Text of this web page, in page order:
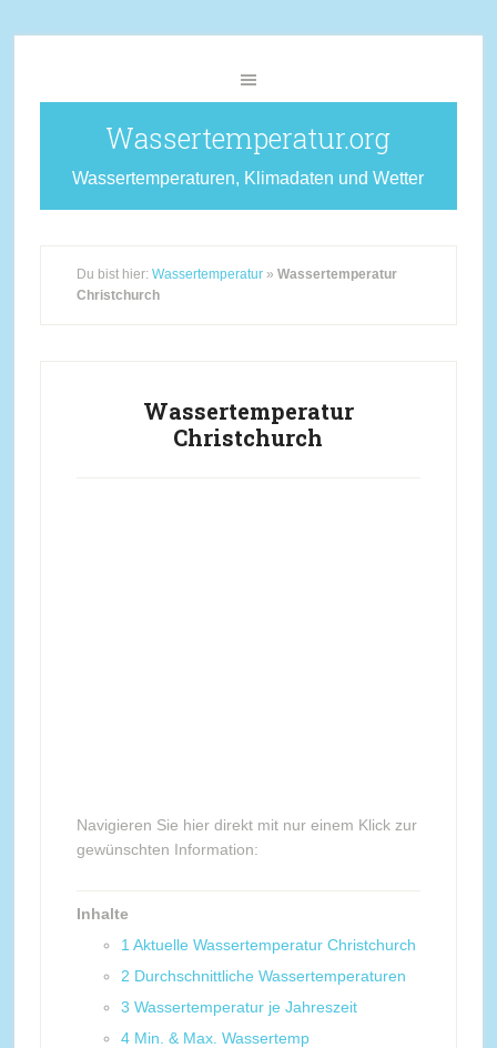
Wassertemperatur.org
Wassertemperaturen, Klimadaten und Wetter
Du bist hier: Wassertemperatur» Wassertemperatur
Christchurch
Wassertemperatur
Christchurch
Navigieren Sie hier direkt mit nur einem Klick zur
gewünschten Information:
Inhalte
1 Aktuelle Wassertemperatur Christchurch
2 Durchschnittliche Wassertemperaturen
3 Wassertemperatur je Jahreszeit
4 Min. & Max. Wassertemp